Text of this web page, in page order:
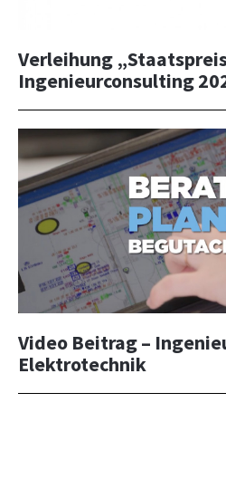
Verleihung
Ingenieurconsulting
Video Beitrag –
Elektrotechnik